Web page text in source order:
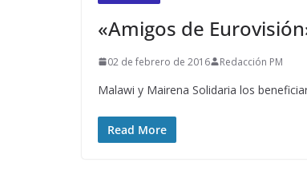
«Amigos de
02 de febrero de 2016 Redacción PM
Malawi y Mairena Solidaria los
Read More